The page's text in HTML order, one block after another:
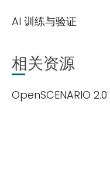
AI 训练与验证
相关资源
OpenSCENARIO 2.0